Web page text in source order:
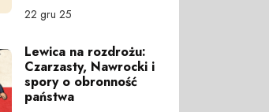
22 gru 25
Lewica na rozdrożu:
Czarzasty, Nawrocki i
spory o obronność
państwa